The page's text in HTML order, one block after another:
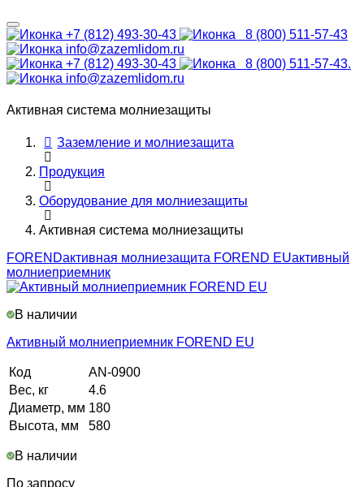
+7 (812) 493-30-43
8 (800) 511-57-43
info@zazemlidom.ru
+7 (812) 493-30-43
8 (800) 511-57-43.
info@zazemlidom.ru
Активная система молниезащиты
Заземление и молниезащита
Продукция
Оборудование для молниезащиты
Активная система молниезащиты
FORENDактивная молниезащита FOREND EUактивный
молниеприемник
В наличии
Активный молниеприемник FOREND EU
Код
AN-0900
Вес, кг
4.6
Диаметр, мм 180
Высота, мм
580
В наличии
По запросу